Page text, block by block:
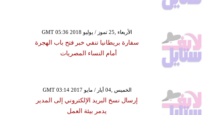
GMT 05:36 2018 الأربعاء ,25 تموز / يوليو
سفارة بريطانيا تنفي خبر فتح باب الهجرة
أمام النساء المصريات
GMT 03:14 2017 الخميس ,04 أيار / مايو
إرسال نسخ البريد الإلكتروني إلى المدير
يدمر بيئة العمل